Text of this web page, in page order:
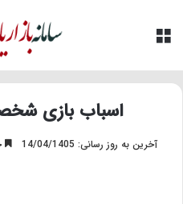
اسباب بازی
آخرین به روز رسانی: 14/04/1405